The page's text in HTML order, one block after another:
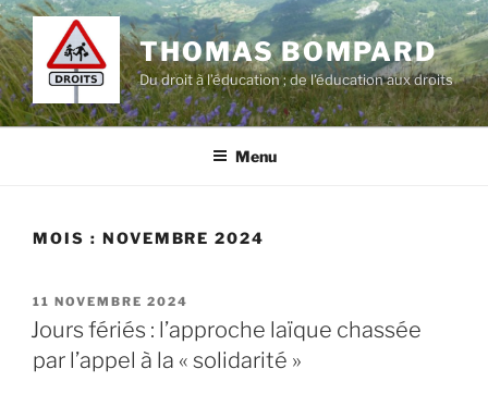
Aller
au
contenu
principal
THOMAS BOMPARD
Du droit à l’éducation ; de l'éducation aux droits
Menu
MOIS : NOVEMBRE 2024
PUBLIÉ
LE
11 NOVEMBRE 2024
Jours fériés : l’approche laïque chassée
par l’appel à la « solidarité »